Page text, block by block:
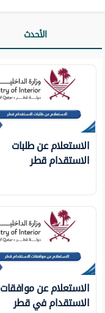
الأحدث
الاستعلام عن طلبات
الاستقدام قطر
الاستعلام عن موافقات
الاستقدام في قطر